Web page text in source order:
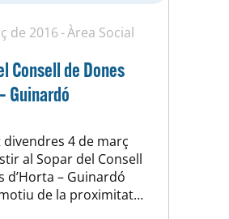
de 2016 Àrea Social
Consell de Dones
Guinardó
divendres 4 de març
al Sopar del Consell
d’Horta – Guinardó
de la proximitat